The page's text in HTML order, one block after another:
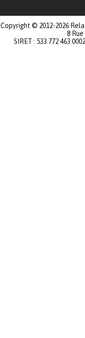
Copyright © 2012-2026
8
SIRET : 533 772 463